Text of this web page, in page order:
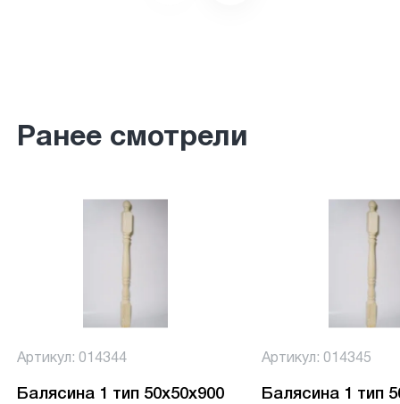
Ранее смотрели
Артикул: 014344
Балясина 1 тип 50х50х900
Артикул: 014345
Балясина 1 тип